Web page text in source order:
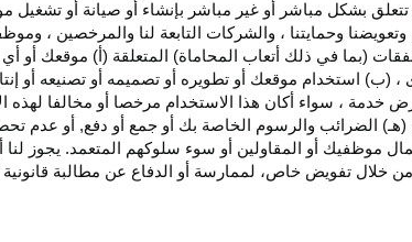
بشكل مباشر أو غير مباشر بإنشاء أو صيانة أو تشغيل
وحمايتنا ، والشركات التابعة لنا والمرخصين ،
(بما في ذلك أتعاب المحاماة) المتعلقة (أ) موقعك أو
استخدام موقعك أو تطويره أو تصميمه أو تصنيعه أو
، سواء أكان هذا الاستخدام مرخصا أو مخالفا لهذه
الضرائب والرسوم الخاصة بك أو جمع أو دفع, أو عدم
موظفيك أو المقاولين أو سوء سلوكهم المتعمد. يجوز لنا
تفويض خاص، لممارسة أو الدفاع عن مطالبة قانونية